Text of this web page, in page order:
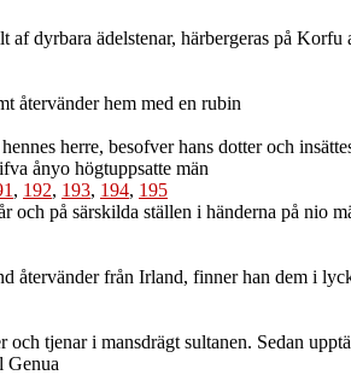
dyrbara ädelstenar, härbergeras på Korfu
återvänder hem med en rubin
herre, besofver hans dotter och
ånyo högtuppsatte män
, 192, 193, 194, 195
på särskilda ställen i händerna på nio
återvänder från Irland, finner han dem i
tjenar i mansdrägt sultanen. Sedan
Genua